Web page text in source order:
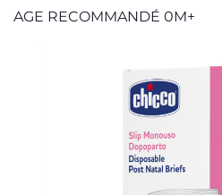
AGE RECOMMANDÉ 0M+